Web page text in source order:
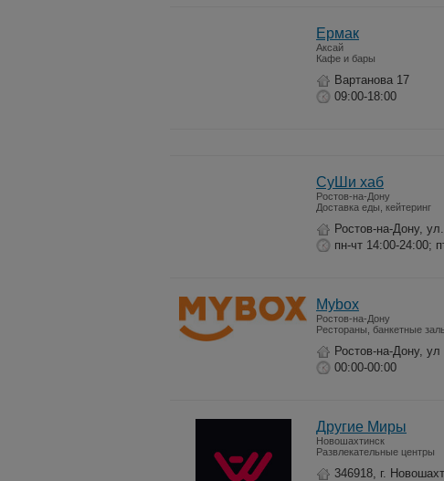
Ермак
Аксай
Кафе и бары
Вартанова 17
09:00-18:00
СуШи хаб
Ростов-на-Дону
Доставка еды, кейтеринг
Ростов-на-Дону,
пн-чт 14:00-24:00;
Mybox
Ростов-на-Дону
Рестораны, банкетные
Ростов-на-Дону,
00:00-00:00
Другие Миры
Новошахтинск
Развлекательные центры
346918, г.